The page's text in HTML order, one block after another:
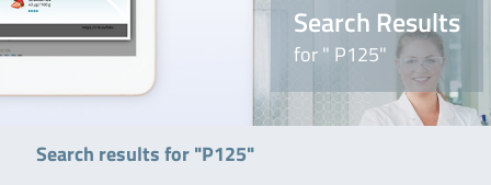
Search Results
for " P125"
Search results for "P125"